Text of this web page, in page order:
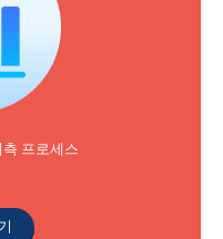
프로세스